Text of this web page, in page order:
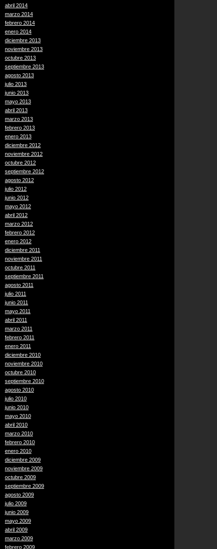
abril 2014
marzo 2014
febrero 2014
enero 2014
diciembre 2013
noviembre 2013
octubre 2013
septiembre 2013
agosto 2013
julio 2013
junio 2013
mayo 2013
abril 2013
marzo 2013
febrero 2013
enero 2013
diciembre 2012
noviembre 2012
octubre 2012
septiembre 2012
agosto 2012
julio 2012
junio 2012
mayo 2012
abril 2012
marzo 2012
febrero 2012
enero 2012
diciembre 2011
noviembre 2011
octubre 2011
septiembre 2011
agosto 2011
julio 2011
junio 2011
mayo 2011
abril 2011
marzo 2011
febrero 2011
enero 2011
diciembre 2010
noviembre 2010
octubre 2010
septiembre 2010
agosto 2010
julio 2010
junio 2010
mayo 2010
abril 2010
marzo 2010
febrero 2010
enero 2010
diciembre 2009
noviembre 2009
octubre 2009
septiembre 2009
agosto 2009
julio 2009
junio 2009
mayo 2009
abril 2009
marzo 2009
febrero 2009